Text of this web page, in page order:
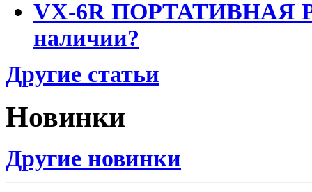
VX-6R ПОРТАТИВНАЯ
наличии?
Другие статьи
Новинки
Другие новинки